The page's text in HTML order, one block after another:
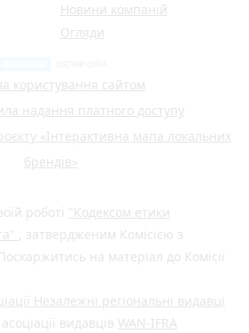
Новини компаній
Огляди
користування сайтом
надання платного доступу
«Інтерактивна мапа локальних
брендів»
роботі "Кодексом етики
, затвердженим Комісією з
на матеріал до Комісії
Незалежні регіональні видавці
видавців WAN-IFRA